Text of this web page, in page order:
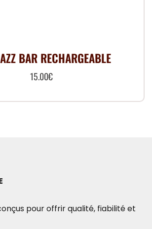
BAR RECHARGEABLE
15.00€
pour offrir qualité, fiabilité et